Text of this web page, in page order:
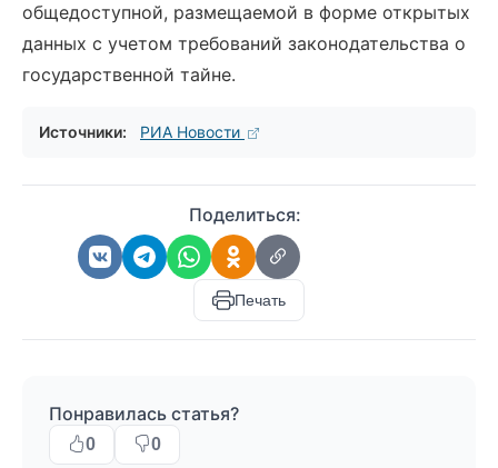
общедоступной, размещаемой в форме открытых
данных с учетом требований законодательства о
государственной тайне.
Источники: РИА Новости
Поделиться:
Печать
Понравилась статья?
0 0